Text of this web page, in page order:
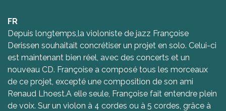
FR
Depuis longtemps,la violoniste de jazz Françoise
Derissen souhaitait concrétiser un projet en solo. Celui-ci
est maintenant bien réel, avec des concerts et un
nouveau CD. Françoise a composé tous les morceaux
de ce projet, excepté une composition de son ami
Renaud Lhoest.A elle seule, Françoise fait entendre plein
de voix. Sur un violon à 4 cordes ou à 5 cordes, grâce à